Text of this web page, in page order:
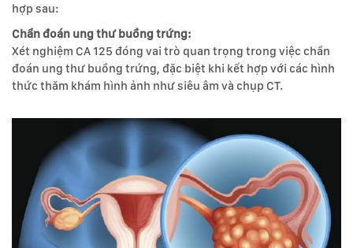
hợp sau:
Chẩn đoán ung thư buồng trứng:
Xét nghiệm CA 125 đóng vai trò quan trọng trong việc chẩn
đoán ung thư buồng trứng, đặc biệt khi kết hợp với các hình
thức thăm khám hình ảnh như siêu âm và chụp CT.